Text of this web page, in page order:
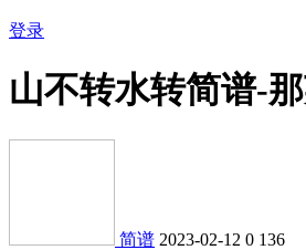
登录
山不转水转简谱-
简谱 2023-02-12 0 136